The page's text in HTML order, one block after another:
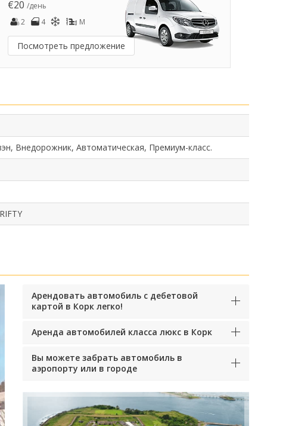
€20 /день
2
4 M
Посмотреть предложение
Внедорожник, Автоматическая, Премиум-класс.
Арендовать автомобиль с дебетовой
картой в Корк легко!
Аренда автомобилей класса люкс в Корк
Вы можете забрать автомобиль в
аэропорту или в городе